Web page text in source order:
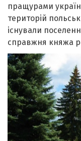
пращурами
територій
існували
справжня княжа